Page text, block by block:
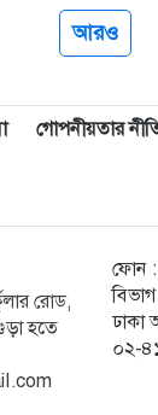
আরও
গোপনীয়তার
রোড,
হতে
ফোন
ঢাকা
০২-